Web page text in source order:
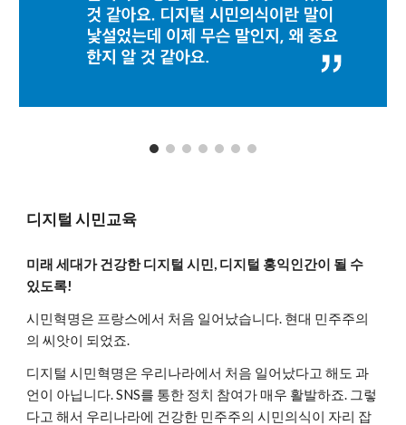
디지털 시민교육
미래 세대가 건강한 디지털 시민, 디지털 홍익인간이 될 수
있도록!
시민혁명은 프랑스에서 처음 일어났습니다. 현대 민주주의
의 씨앗이 되었죠.
디지털 시민혁명은 우리나라에서 처음 일어났다고 해도 과
언이 아닙니다. SNS를 통한 정치 참여가 매우 활발하죠. 그렇
다고 해서 우리나라에 건강한 민주주의 시민의식이 자리 잡